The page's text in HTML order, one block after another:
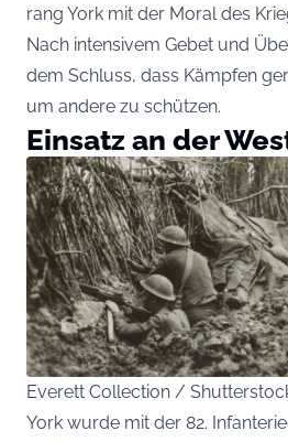
rang York mit der Moral des
Nach intensivem Gebet und
dem Schluss, dass Kämpfen
um andere zu schützen.
Einsatz an der
Everett Collection /
York wurde mit der 82.